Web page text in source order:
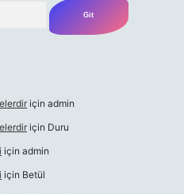
için admin
için Duru
için admin
için Betül